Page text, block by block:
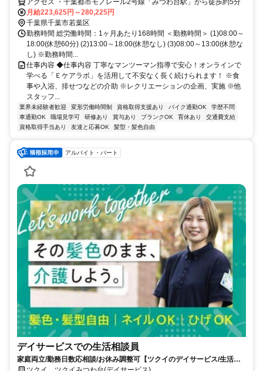
アクセス ・千葉都市モノレール2号線「みつわ台駅」から徒歩約5分
月給223,625円～280,225円
千葉県千葉市若葉区
勤務時間 総労働時間：1ヶ月あたり168時間 ＜勤務時間＞ (1)08:00～
18:00(休憩60分) (2)13:00～18:00(休憩なし) (3)08:00～13:00(休憩な
し) ※勤務時間...
仕事内容 ◆仕事内容 丁寧なマンツーマン指導で安心！オンラインで
学べる「Ｅケアラボ」を活用して不安なく長く続けられます！ ※食
事や入浴、排せつなどの介助 ※レクリエーションの企画、実施 ※他
スタッフ...
業界未経験者歓迎 変形労働時間制 資格取得支援あり バイク通勤OK
学歴不問
車通勤OK
職場見学可 研修あり 賞与あり ブランクOK 育休あり
交通費支給
資格取得手当あり
友達と応募OK 髪型・髪色自由
アルバイト・パート
デイサービスでの生活相談員
家庭両立/勤務日数応相談/お休み調整可【ツクイのデイサービス/生活相